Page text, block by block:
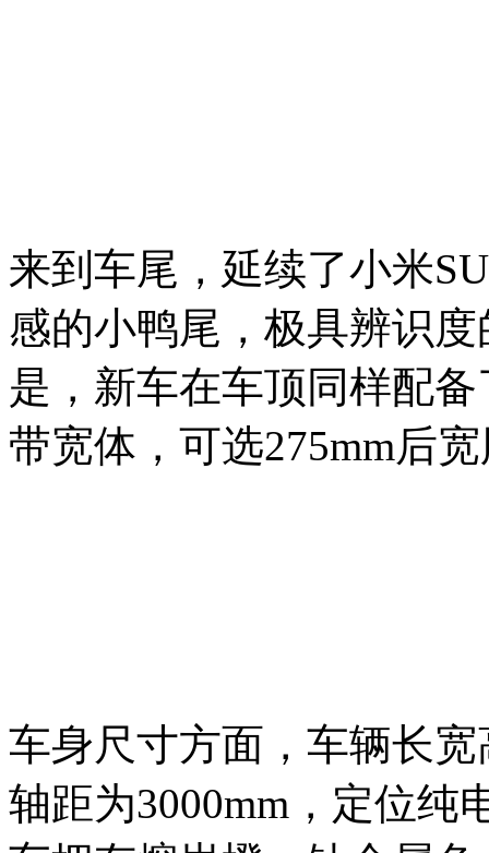
来到车尾，延续了小米
感的小鸭尾，极具辨识
是，新车在车顶同样配
带宽体，可选275mm后
车身尺寸方面，车辆长宽
轴距为3000mm，定位纯